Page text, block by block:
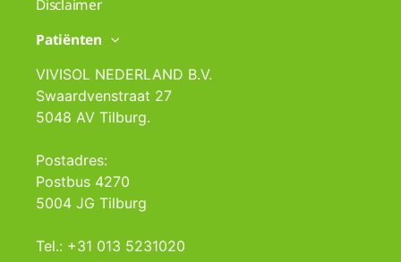
Disclaimer
Patiënten
VIVISOL NEDERLAND B.V.
Swaardvenstraat 27
5048 AV Tilburg.
Postadres:
Postbus 4270
5004 JG Tilburg
Tel.: +31 013 5231020